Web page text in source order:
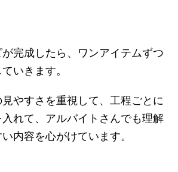
完成したら、ワンアイテムずつ
いきます。
やすさを重視して、工程ごとに
れて、アルバイトさんでも理解
内容を心がけています。